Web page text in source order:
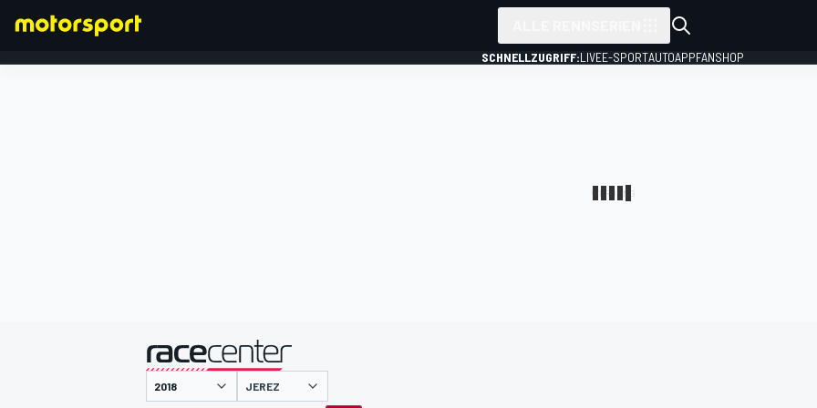
SCHNELLZUGRIFF:LIVEE-SPORTAUTOAPPFANSHOP
JEREZ